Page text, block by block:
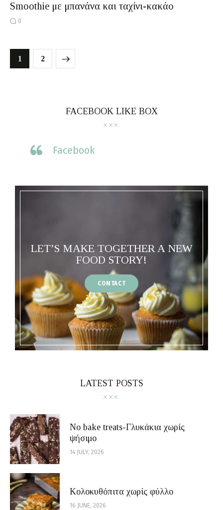
Smoothie με μπανάνα και ταχίνι-κακάο
0
1 2
FACEBOOK LIKE BOX
Facebook
LET’S MAKE TOGETHER A NEW
FOOD STORY!
CONTACT
LATEST POSTS
No bake treats-Γλυκάκια χωρίς
ψήσιμο
14 JULY, 2026
Κολοκυθόπιτα χωρίς φύλλο
16 JUNE, 2026